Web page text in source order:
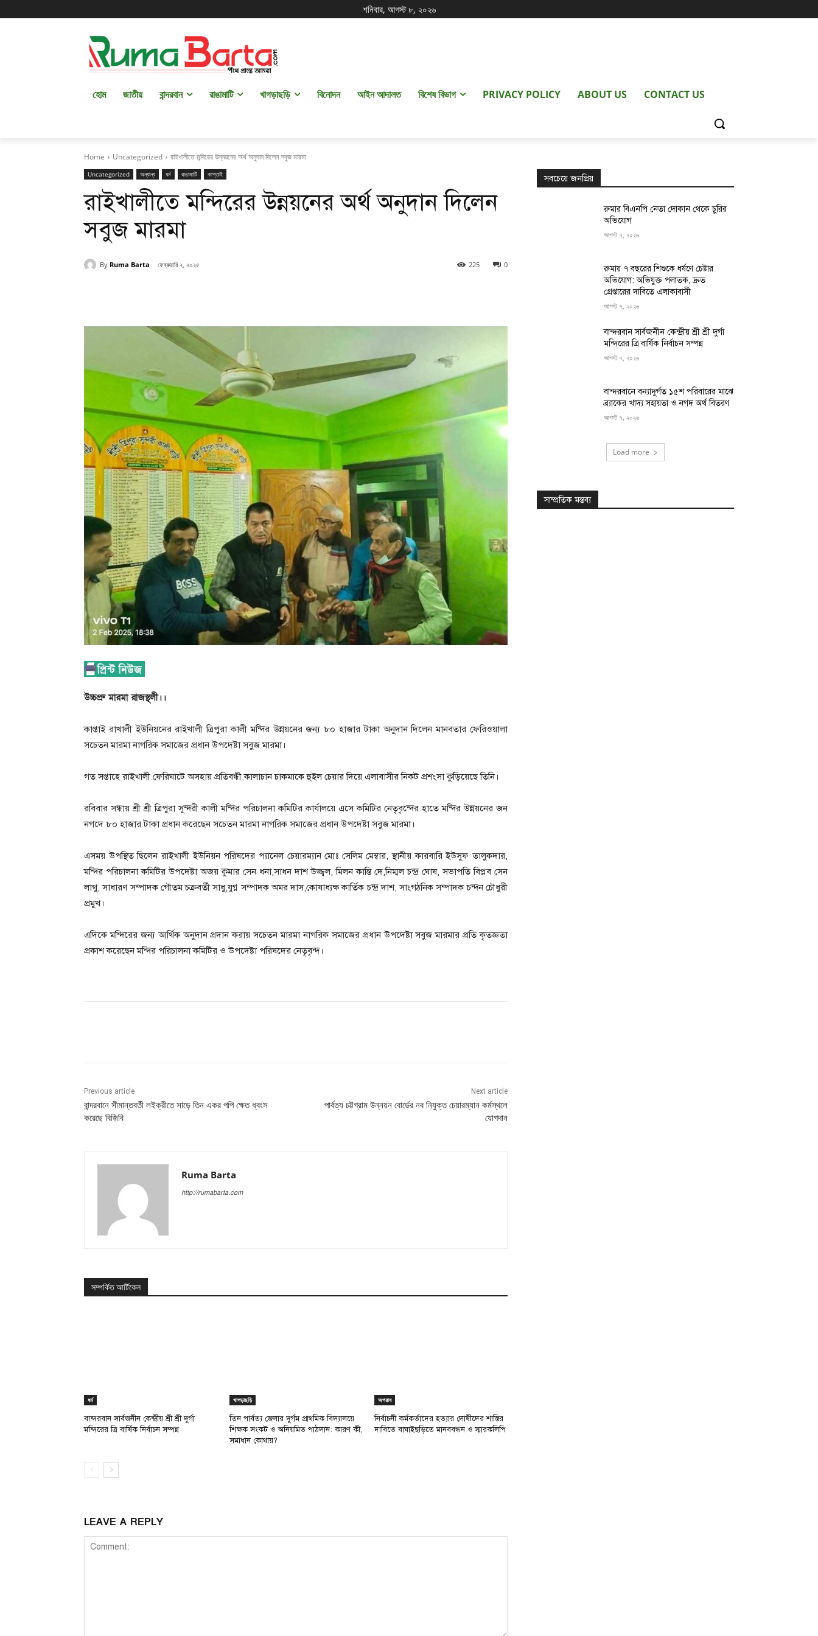
শনিবার, আগস্ট ৮, ২০২৬
হোম জাতীয় বান্দরবান রাঙামাটি খাগড়াছড়ি বিনোদন আইন আদালত বিশেষ বিভাগ PRIVACY POLICY ABOUT US CONTACT US
Home Uncategorized রাইখালীতে মন্দিরের উন্নয়নের অর্থ অনুদান দিলেন সবুজ মারমা
Uncategorized অন্যান্য ধর্ম রাঙামাটি কাপ্তাই
রাইখালীতে মন্দিরের উন্নয়নের অর্থ অনুদান দিলেন
সবুজ মারমা
By Ruma Barta ফেব্রুয়ারি ২, ২০২৫ 0
225
উচ্চপ্রু মারমা রাজস্থলী।।
কাপ্তাই রাখালী ইউনিয়নের রাইখালী ত্রিপুরা কালী মন্দির উন্নয়নের জন্য ৮০ হাজার টাকা অনুদান দিলেন মানবতার ফেরিওয়ালা
সচেতন মারমা নাগরিক সমাজের প্রধান উপদেষ্টা সবুজ মারমা।
গত সপ্তাহে রাইখালী ফেরিঘাটে অসহায় প্রতিবন্ধী কালাচান চাকমাকে হুইল চেয়ার দিয়ে এলাবাসীর নিকট প্রশংসা কুড়িয়েছে তিনি।
রবিবার সন্ধায় শ্রী শ্রী ত্রিপুরা সুন্দরী কালী মন্দির পরিচালনা কমিটির কার্যালয়ে এসে কমিটির নেতৃবৃন্দের হাতে মন্দির উন্নয়নের জন
নগদে ৮০ হাজার টাকা প্রধান করেছেন সচেতন মারমা নাগরিক সমাজের প্রধান উপদেষ্টা সবুজ মারমা।
এসময় উপস্থিত ছিলেন রাইখালী ইউনিয়ন পরিষদের প্যানেল চেয়ারম্যান মোঃ সেলিম মেম্বার, স্থানীয় কারবারি ইউসুফ তালুকদার,
মন্দির পরিচালনা কমিটির উপদেষ্টা অজয় কুমার সেন ধনা,সাধন দাশ উজ্জ্বল, মিলন কান্তি দে,নিম্মল চন্দ্র ঘোষ, সভাপতি বিপ্লব সেন
লাথু, সাধারণ সম্পাদক গৌতম চক্রবর্তী সাধু,যুগ্ন সম্পাদক অমর দাস,কোষাধ্যক্ষ কার্তিক চন্দ্র দাশ, সাংগঠনিক সম্পাদক চন্দন চৌধুরী
প্রমুখ।
এদিকে মন্দিরের জন্য আর্থিক অনুদান প্রদান করায় সচেতন মারমা নাগরিক সমাজের প্রধান উপদেষ্টা সবুজ মারমার প্রতি কৃতজ্ঞতা
প্রকাশ করেছেন মন্দির পরিচালনা কমিটির ও উপদেষ্টা পরিষদের নেতৃবৃন্দ।
Previous article
বান্দরবানে সীমান্তবর্তী লইক্রীতে সাড়ে তিন একর পপি ক্ষেত ধ্বংস
করেছে বিজিবি
Next article
পার্বত্য চট্টগ্রাম উন্নয়ন বোর্ডের নব নিযুক্ত চেয়ারম্যান কর্মস্থলে
যোগদান
Ruma Barta
http://rumabarta.com
সম্পর্কিত আর্টিকেল
ধর্ম
বান্দরবান সার্বজনীন কেন্দ্রীয় শ্রী শ্রী দুর্গা
মন্দিরের ত্রি বার্ষিক নির্বাচন সম্পন্ন
খাগড়াছড়ি
তিন পার্বত্য জেলার দুর্গম প্রাথমিক বিদ্যালয়ে
শিক্ষক সংকট ও অনিয়মিত পাঠদান: কারণ কী,
সমাধান কোথায়?
অপরাধ
নির্বাচনী কর্মকর্তাদের হত্যার দোষীদের শাস্তির
দাবিতে বাঘাইছড়িতে মানববন্ধন ও স্মারকলিপি
LEAVE A REPLY
সবচেয়ে জনপ্রিয়
রুমার বিএনপি নেতা দোকান থেকে চুরির
অভিযোগ
আগস্ট ৭, ২০২৬
রুমায় ৭ বছরের শিশুকে ধর্ষণে চেষ্টার
অভিযোগ: অভিযুক্ত পলাতক, দ্রুত
গ্রেপ্তারের দাবিতে এলাকাবাসী
আগস্ট ৭, ২০২৬
বান্দরবান সার্বজনীন কেন্দ্রীয় শ্রী শ্রী দুর্গা
মন্দিরের ত্রি বার্ষিক নির্বাচন সম্পন্ন
আগস্ট ৭, ২০২৬
বান্দরবানে বন্যাদুর্গত ১৫শ পরিবারের মাঝে
ব্র্যাকের খাদ্য সহায়তা ও নগদ অর্থ বিতরণ
আগস্ট ৭, ২০২৬
Load more
সাম্প্রতিক মন্তব্য